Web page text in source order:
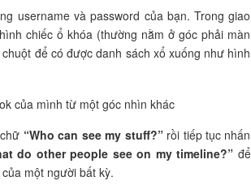
username và password của bạn. Trong giao
chiếc ổ khóa (thường nằm ở góc phải màn
để có được danh sách xổ xuống như hình
“Who can see my stuff?”rồi tiếp tục nhấn
do other people see on my timeline?” để
một người bất kỳ.